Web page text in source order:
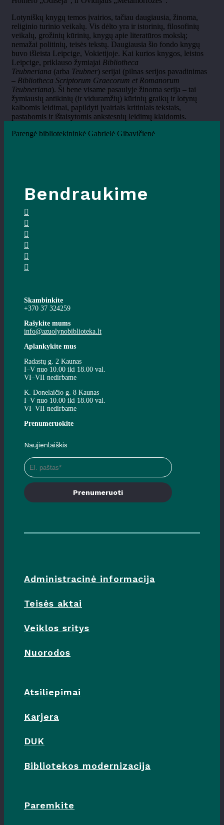
Lotyniškų knygų temos įvairios, tačiau daugiausia, žinoma,
religinio turinio veikalų. Vis dėlto yra ir istorinių, filosofinių
veikalų, grožinių kūrinių, knygų apie literatūros mokslą;
nemažai politinių, teisės tekstų. Daugiausia šio fondo knygų
buvo išleista Leipcige, Vokietijoje. Kai kurios knygos, leistos
Leipcige, priklauso žymiajai Bibliotheca
Teubneriana (arba Teubner) serijai (pilnas serijos pavadinimas
– Bibliotheca Scriptorum Graecorum et Romanorum
Teubneriana). Ši bene visame pasaulyje žinoma serija – tai
žymiausių antikinių (ir viduramžių) kūrinių graikų ir lotynų
kalbomis leidimai, papildyti įvairiais kritiniais tekstais,
pastabomis ir ištaisytomis ankstesnių leidimų klaidomis.
Parengė bibliotekininkė Gabrielė Gibavičienė
Bendraukime
Skambinkite
+370 37 324259
Rašykite mums
info@azuolynobiblioteka.lt
Aplankykite mus
Radastų g. 2 Kaunas
I–V nuo 10.00 iki 18.00 val.
VI–VII nedirbame
K. Donelaičio g. 8 Kaunas
I–V nuo 10.00 iki 18.00 val.
VI–VII nedirbame
Prenumeruokite
Naujienlaiškis
Prenumeruoti
Administracinė informacija
Teisės aktai
Veiklos sritys
Nuorodos
Atsiliepimai
Karjera
DUK
Bibliotekos modernizacija
Paremkite